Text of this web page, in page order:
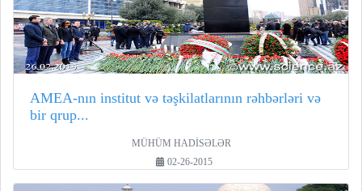
AMEA-nın institut və təşkilatlarının rəhbərləri və
bir qrup...
MÜHÜM HADİSƏLƏR
02-26-2015